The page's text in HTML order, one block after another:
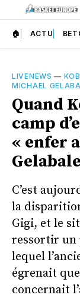
🏠 ACTU
LIVENEWS —
MICHAEL
Quand
camp
« enfer
Gelabale
C’est
la
Gigi, et le
ressortir un
lequel
égrenait
concernait